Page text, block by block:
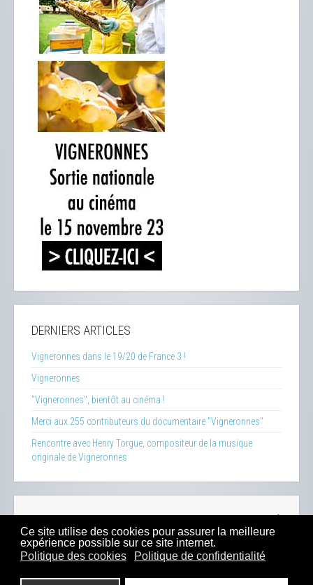
Ce site utilise des cookies pour assurer la meilleure
expérience possible sur ce site internet.
Politique des cookies
Politique de confidentialité
DERNIERS ARTICLES
Vigneronnes dans le 19/20 de France 3 !
Vigneronnes
"Vigneronnes", bientôt au cinéma !
Merci aux 255 contributeurs du documentaire "Vigneronnes"
Rencontre avec Henry Torgue, compositeur de la musique
originale de Vigneronnes
100% Bio-Presse -Sitemap -Mentions Légales-Contacts
- Boutique